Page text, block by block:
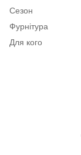
Сезон
Фурнітура
Для кого